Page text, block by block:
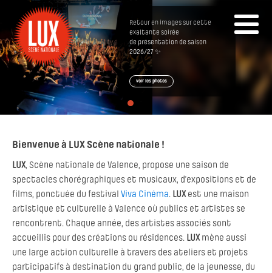
Retour en images sur cette
exaltante soirée
de présentation de saison
2026/27 ✨
voir les photos
Bienvenue à LUX Scène nationale !
LUX, Scène nationale de Valence, propose une saison de
spectacles chorégraphiques et musicaux, d’expositions et de
films, ponctuée du festival Viva Cinéma. LUX est une maison
artistique et culturelle à Valence où publics et artistes se
rencontrent. Chaque année, des artistes associés sont
accueillis pour des créations ou résidences. LUX mène aussi
une large action culturelle à travers des ateliers et projets
participatifs à destination du grand public, de la jeunesse, du